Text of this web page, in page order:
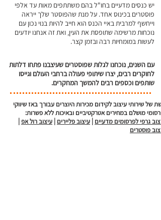
יש כנסים מדעיים בחו"ל בהם משתתפים מאות עד אלפי
פוסטרים בכינוס אחד. על מנת שהפוסטר שלך ייראה
וייחשף למרבית באיי הכנס הוא חייב להיות בנוי נכון עם
נוכחות מרשימה שתופסת את העין, ואת זה אנחנו יודעים
לעשות במומחיות רבה ובזמן קצר.
עם השנים, נוכחנו לגלות שפוסטרים שעיצבנו פתחו דלתות
לחוקרים רבים, יצרו שיתופי פעולה ברחבי העולם וגייסו
שותפים וכספים רבים להמשך המחקרים.
​​קשת של שירותי עיצוב לקידום מכירות היוצרים עבורך באז שיווקי
ופרסומי מושלם במחירים אטרקטיביים ובאיכות ללא פשרות:
עיצוב גרפי לפרסומים מדעיים עיצוב פליירים עיצוב רול אפ
עיצוב פוסטרים